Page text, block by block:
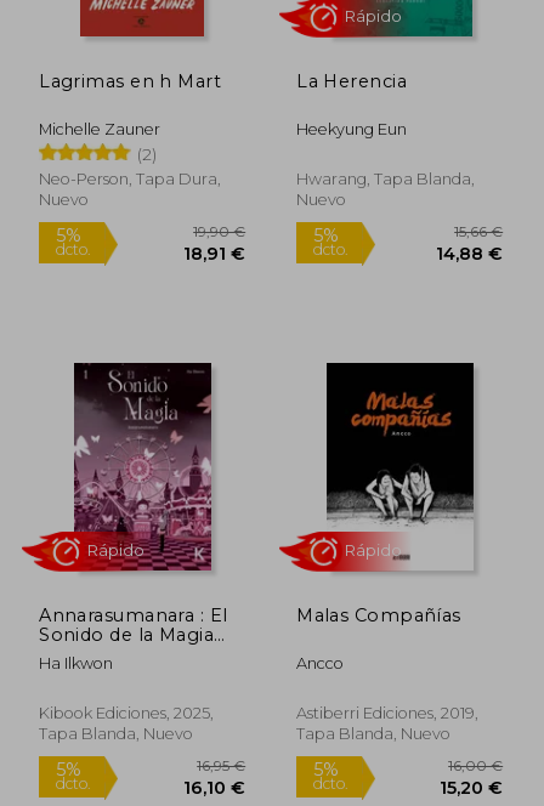
5% 14,50 € 5%
Lagrimas en h Mart
Michelle Zauner
(2)
Neo-Person, Tapa Dura,
Nuevo
18,91 €
La Herencia
Heekyung Eun
Hwarang, Tapa Blanda,
Nuevo
Rápido
Annarasumanara : El
Sonido de la Magia
Vol.1
Ha Ilkwon
Kibook Ediciones, 2025,
Tapa Blanda, Nuevo
Malas Compañías
Ancco
Astiberri Ediciones, 2019,
Tapa Blanda, Nuevo